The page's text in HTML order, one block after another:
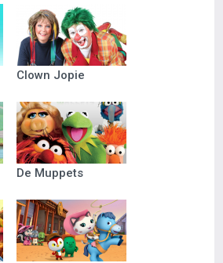
Clown Jopie
De Muppets